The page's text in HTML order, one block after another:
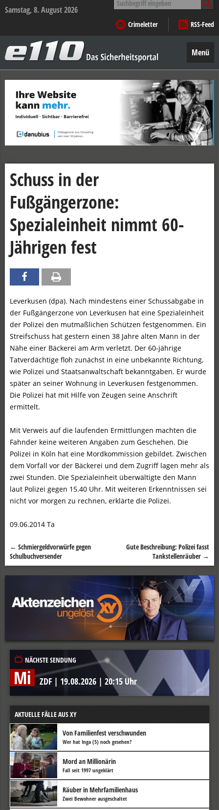
Samstag, 8. August 2026
nach:
Crimeletter
RSS-Feed
–
Das
Sicherheitsportal
Menü
Zum
Inhalt
springen
Schuss in der
Fußgängerzone:
Spezialeinheit nimmt 60-
Jährigen fest
Leverkusen (dpa). Nach mindestens einer Schussabgabe in
der Fußgängerzone von Leverkusen hat eine Spezialeinheit
der Polizei den mutmaßlichen Schützen festgenommen. Ein
Streifschuss hat gestern einen 38 Jahre alten Mann in der
Nähe einer Bäckerei am Arm verletzt. Der 60-jährige
Tatverdächtige floh zunächst in eine unbekannte Richtung,
wie Polizei und Staatsanwaltschaft bekanntgaben. Er wurde
später an seiner Wohnung in Leverkusen festgenommen.
Die Polizei hat mit Hilfe von Zeugen seine Anschrift
ermittelt.
Mit Verweis auf die laufenden Ermittlungen machten die
Fahnder keine weiteren Angaben zum Geschehen. Die
Polizei in Köln hat eine Mordkommission gebildet. Zwischen
dem Vorfall vor der Bäckerei und dem Zugriff lagen mehr als
zwei Stunden. Die Spezialeinheit überwältigte den Mann
laut Polizei gegen 15.40 Uhr. Mit weiteren Erkenntnissen sei
nicht vor morgen zu rechnen, erklärte die Polizei.
09.06.2014 Ta
Beitragsnavigation
← Schmiergeldvorwürfe gegen
Schulbuchversender
Gute Beschreibung: Polizei fasst
Tankstellenräuber →
NÄCHSTE SENDUNG
Mi ZDF | 19.08.2026 | 20:15 Uhr
AKTUELLE FÄLLE AUS XY
Von Familienfest verschwunden
Wer hat Inga (5) noch gesehen?
Mord an Millionärin
Fall seit 1997 ungeklärt
Räuber in Mehrfamilienhaus
Zwei Bewohner ausgeschaltet